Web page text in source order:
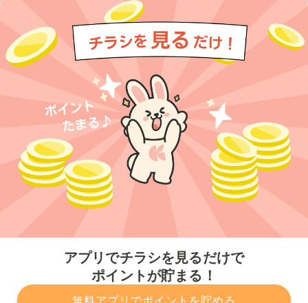
アプリでチラシを見るだけで
ポイントが貯まる！
無料アプリでポイントを貯める